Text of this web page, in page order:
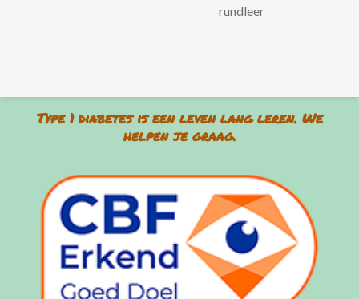
rundleer
Type 1 diabetes is een leven lang leren. We
helpen je graag.